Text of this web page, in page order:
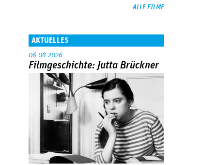
ALLE FILME
AKTUELLES
06.08.2026
Filmgeschichte: Jutta Brückner